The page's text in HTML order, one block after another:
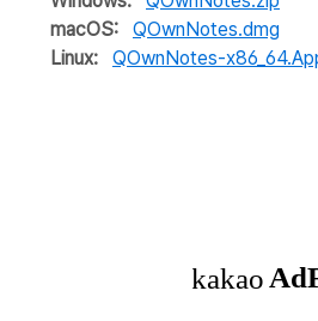
macOS:
QOwnNotes.dmg
Linux:
QOwnNotes-